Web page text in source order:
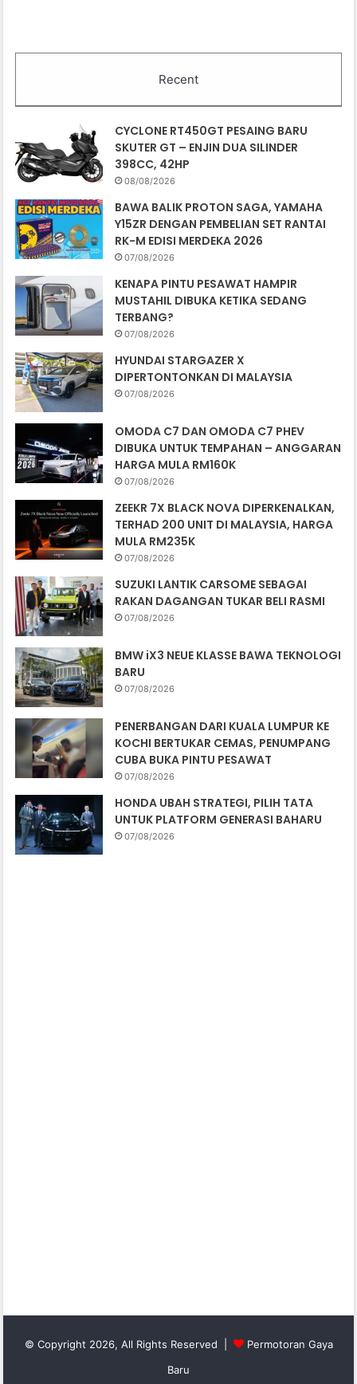
Recent
CYCLONE RT450GT PESAING BARU
SKUTER GT – ENJIN DUA SILINDER
398CC, 42HP
08/08/2026
BAWA BALIK PROTON SAGA, YAMAHA
Y15ZR DENGAN PEMBELIAN SET RANTAI
RK-M EDISI MERDEKA 2026
07/08/2026
KENAPA PINTU PESAWAT HAMPIR
MUSTAHIL DIBUKA KETIKA SEDANG
TERBANG?
07/08/2026
HYUNDAI STARGAZER X
DIPERTONTONKAN DI MALAYSIA
07/08/2026
OMODA C7 DAN OMODA C7 PHEV
DIBUKA UNTUK TEMPAHAN – ANGGARAN
HARGA MULA RM160K
07/08/2026
ZEEKR 7X BLACK NOVA DIPERKENALKAN,
TERHAD 200 UNIT DI MALAYSIA, HARGA
MULA RM235K
07/08/2026
SUZUKI LANTIK CARSOME SEBAGAI
RAKAN DAGANGAN TUKAR BELI RASMI
07/08/2026
BMW iX3 NEUE KLASSE BAWA TEKNOLOGI
BARU
07/08/2026
PENERBANGAN DARI KUALA LUMPUR KE
KOCHI BERTUKAR CEMAS, PENUMPANG
CUBA BUKA PINTU PESAWAT
07/08/2026
HONDA UBAH STRATEGI, PILIH TATA
UNTUK PLATFORM GENERASI BAHARU
07/08/2026
© Copyright 2026, All Rights Reserved |
Permotoran Gaya
Baru